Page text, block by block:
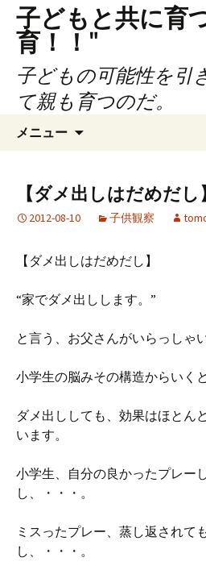
子どもと共に
育！！"
子どもの可能性を引
て親も育つのだ。
メニュー
ツ
キ
プ
【ダメ出しはだめだ
2012-08-10 子供観察
【ダメ出しはだめだし】
“家でダメ出しします。”
と言う、お父さんがいらっしゃ
小学生の脳みその構造からいくと
ダメ出ししても、効果はほとん
います。
小学生、自分の良かったプレー
し、・・・。
ミスったプレー、蒸し返されて
し、・・・。